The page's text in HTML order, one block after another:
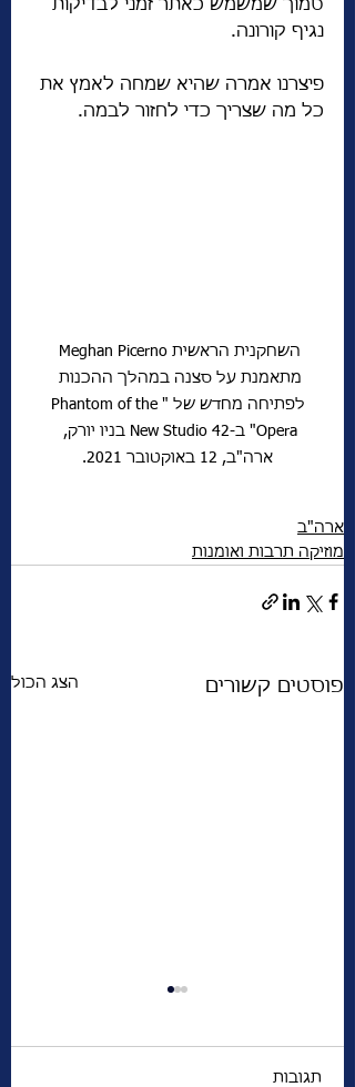
סמוך שמשמש כאתר זמני לבדיקות
נגיף קורונה.
פיצרנו אמרה שהיא שמחה לאמץ את
כל מה שצריך כדי לחזור לבמה.
מתאמנת על סצנה במהלך ההכנות
לפתיחה מחדש של "Phantom of the
Opera" ב-New Studio 42 בניו יורק,
ארה"ב, 12 באוקטובר 2021.
ארה"ב
מוזיקה תרבות ואומנות
פוסטים קשורים הצג הכול
תגובות